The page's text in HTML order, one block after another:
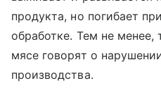
продукта, но погибает
обработке. Тем не
мясе говорят о
производства.